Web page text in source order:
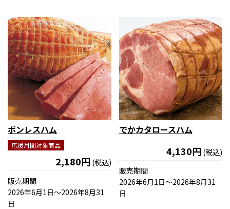
ボンレスハム
応援月間対象商品
2,180円 (税込)
販売期間
2026年6月1日〜2026年8月31
日
でかカタロースハム
4,130円 (税込)
販売期間
2026年6月1日〜2026年8月31
日